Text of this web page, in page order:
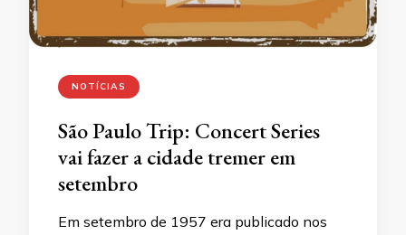
NOTÍCIAS
São Paulo Trip: Concert Series
vai fazer a cidade tremer em
setembro
Em setembro de 1957 era publicado nos